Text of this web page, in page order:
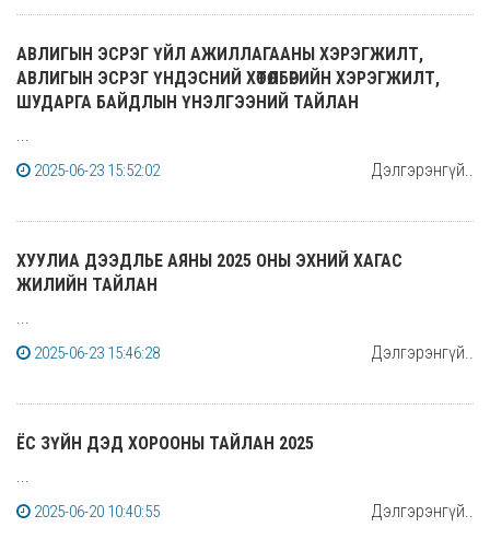
АВЛИГЫН ЭСРЭГ ҮЙЛ АЖИЛЛАГААНЫ ХЭРЭГЖИЛТ,
АВЛИГЫН ЭСРЭГ ҮНДЭСНИЙ ХӨТӨЛБӨРИЙН ХЭРЭГЖИЛТ,
ШУДАРГА БАЙДЛЫН ҮНЭЛГЭЭНИЙ ТАЙЛАН
...
2025-06-23 15:52:02
Дэлгэрэнгүй..
ХУУЛИА ДЭЭДЛЬЕ АЯНЫ 2025 ОНЫ ЭХНИЙ ХАГАС
ЖИЛИЙН ТАЙЛАН
...
2025-06-23 15:46:28
Дэлгэрэнгүй..
ЁС ЗҮЙН ДЭД ХОРООНЫ ТАЙЛАН 2025
...
2025-06-20 10:40:55
Дэлгэрэнгүй..